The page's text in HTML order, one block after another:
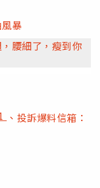
暴
腰細了，瘦到你
、投訴爆料信箱：